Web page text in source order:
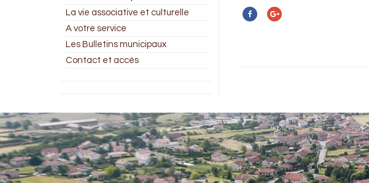
La vie associative et culturelle
A votre service
Les Bulletins municipaux
Contact et accès